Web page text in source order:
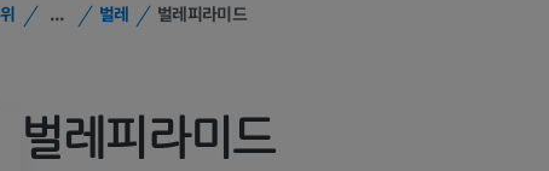
... 벌레 벌레피라미드
벌레피라미드